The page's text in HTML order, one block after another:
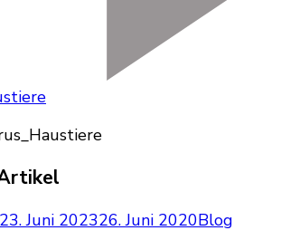
23. Juni 202326. Juni 2020Blog